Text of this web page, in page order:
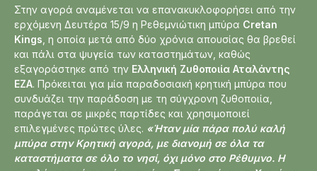
Στην αγορά αναμένεται να επανακυκλοφορήσει από την
ερχόμενη Δευτέρα 15/9 η Ρεθεμνιώτικη μπύρα Cretan
Kings , η οποία μετά από δύο χρόνια απουσίας θα βρεθεί
και πάλι στα ψυγεία των καταστημάτων, καθώς
εξαγοράστηκε από την Ελληνική Ζυθοποιία Αταλάντης
ΕΖΑ. Πρόκειται για μία παραδοσιακή κρητική μπύρα που
συνδυάζει την παράδοση με τη σύγχρονη ζυθοποιία,
παράγεται σε μικρές παρτίδες και χρησιμοποιεί
επιλεγμένες πρώτες ύλες. «Ήταν μία πάρα πολύ καλή
μπύρα στην Κρητική αγορά, με διανομή σε όλα τα
καταστήματα σε όλο το νησί, όχι μόνο στο Ρέθυμνο. Η